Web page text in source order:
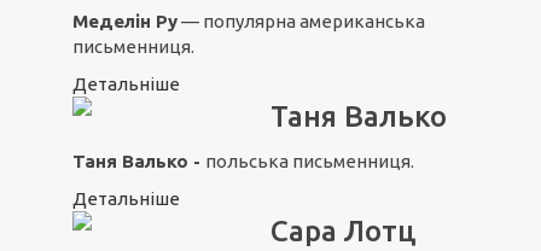
Меделін Ру— популярна американська
письменниця.
Детальніше
Таня Валько
Таня Валько - польська письменниця.
Детальніше
Сара Лотц